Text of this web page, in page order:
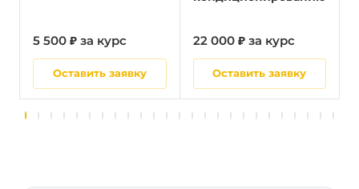
5 500 ₽ за курс
Оставить заявку
22 000 ₽ за курс
Оставить заявку